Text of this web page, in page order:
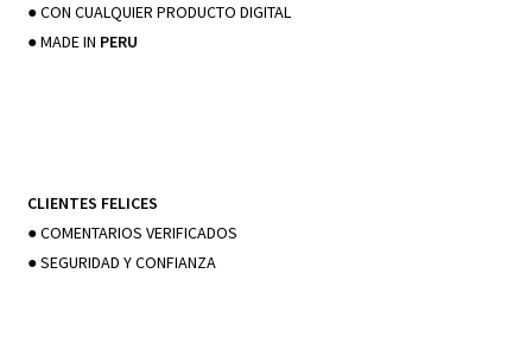
● CON CUALQUIER PRODUCTO DIGITAL
● MADE IN PERU
CLIENTES FELICES
● COMENTARIOS VERIFICADOS
● SEGURIDAD Y CONFIANZA